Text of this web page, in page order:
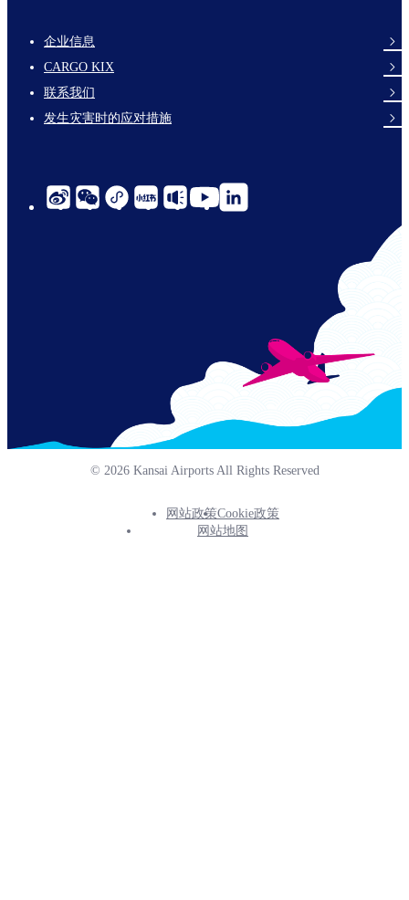
footer-
links-
en-
企业信息
CARGO KIX
联系我们
发生灾害时的应对措施
social-
© 2026 Kansai Airports All Rights Reserved
Footer
网站政策Cookie政策
网站地图